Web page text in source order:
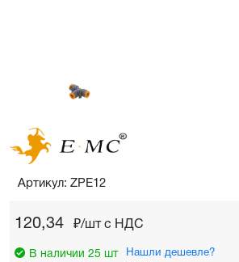
120,34 ₽/шт c НДС
В наличии 25 шт Нашли дешевле?
Артикул: ZPE12